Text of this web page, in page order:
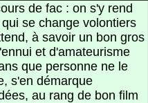
de fac : on s'y rend
se change volontiers
à savoir un bon gros
et d'amateurisme
que personne ne le
s'en démarque
au rang de bon film